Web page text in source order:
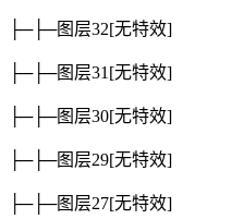
├─├─图层32[无特效]
├─├─图层31[无特效]
├─├─图层30[无特效]
├─├─图层29[无特效]
├─├─图层27[无特效]